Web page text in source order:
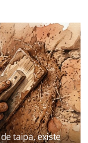
taipa, existe